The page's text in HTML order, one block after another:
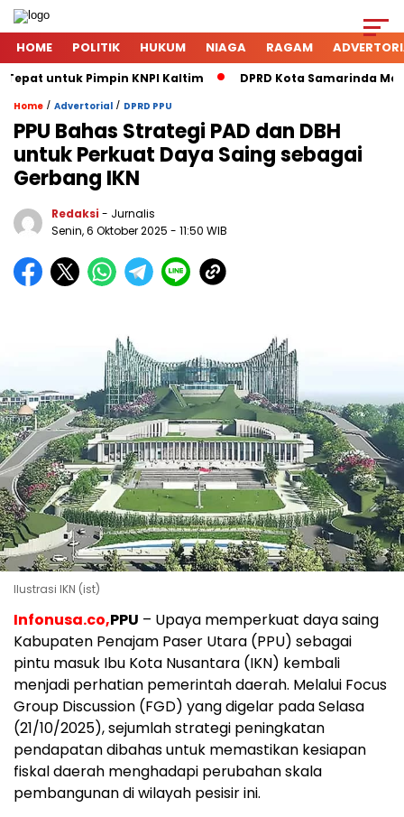
HOME POLITIK HUKUM NIAGA RAGAM
untuk Pimpin KNPI Kaltim DPRD Kota Samarinda
Home / Advertorial / DPRD PPU
PPU Bahas Strategi PAD dan DBH
untuk Perkuat Daya Saing sebagai
Gerbang IKN
Redaksi - Jurnalis
Senin, 6 Oktober 2025 - 11:50 WIB
Ilustrasi IKN (ist)
Infonusa.co,PPU – Upaya memperkuat daya saing
Kabupaten Penajam Paser Utara (PPU) sebagai
pintu masuk Ibu Kota Nusantara (IKN) kembali
menjadi perhatian pemerintah daerah. Melalui Focus
Group Discussion (FGD) yang digelar pada Selasa
(21/10/2025), sejumlah strategi peningkatan
pendapatan dibahas untuk memastikan kesiapan
fiskal daerah menghadapi perubahan skala
pembangunan di wilayah pesisir ini.